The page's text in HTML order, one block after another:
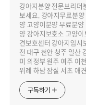
강아지분양 전문브리더
보세요. 강아지무료분
양 고양이분양 무료분
양 강아지보호소 고양
견보호센터 강아지임시
전 대구 천안 청주 일산
미 의정부 원주 여주 이
위례 하남 잠실 서초 애
구독하기